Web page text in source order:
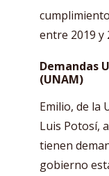
entre 2019 y
Demandas
(UNAM)
Emilio, de la
Luis Potosí,
tienen
gobierno